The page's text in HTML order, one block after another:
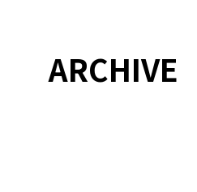
ARCHIVE